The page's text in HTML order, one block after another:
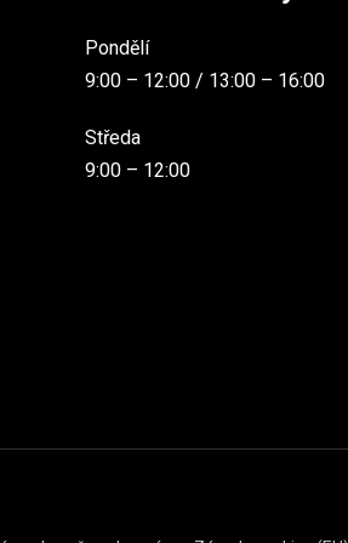
Pondělí
9:00 – 12:00 / 13:00 – 16:00
Středa
9:00 – 12:00